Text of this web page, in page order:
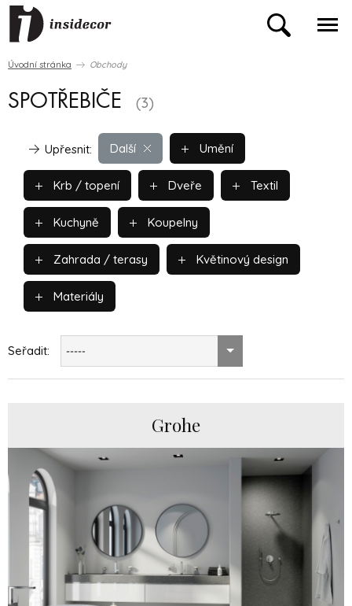
Úvodní stránka Obchody
SPOTŘEBIČE (3)
Další
Upřesnit: Umění
Krb / topení Dveře Textil
Kuchyně Koupelny
Zahrada / terasy Květinový design
Materiály
Seřadit: -----
Grohe